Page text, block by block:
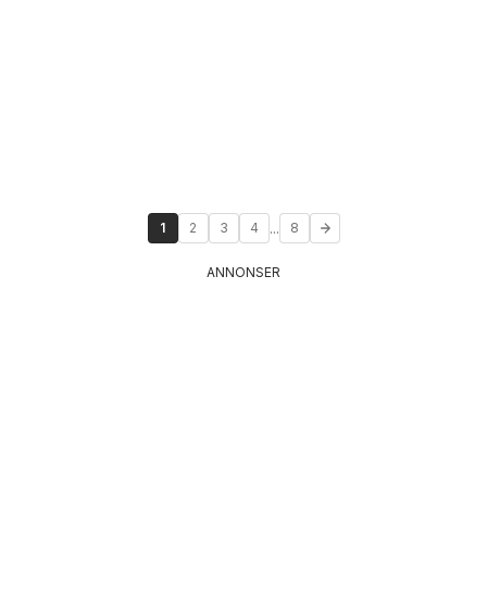
1 2 3 4 ... 8
ANNONSER